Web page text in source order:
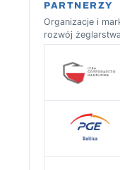
PARTNERZY
Organizacje i
rozwój